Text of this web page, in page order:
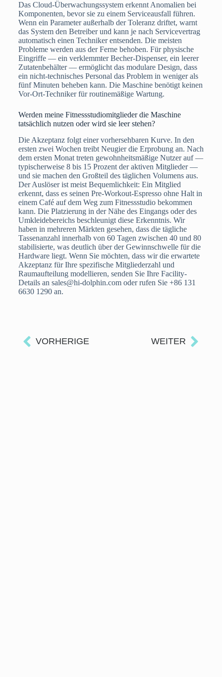
Das Cloud-Überwachungssystem erkennt Anomalien bei
Komponenten, bevor sie zu einem Serviceausfall führen.
Wenn ein Parameter außerhalb der Toleranz driftet, warnt
das System den Betreiber und kann je nach Servicevertrag
automatisch einen Techniker entsenden. Die meisten
Probleme werden aus der Ferne behoben. Für physische
Eingriffe — ein verklemmter Becher-Dispenser, ein leerer
Zutatenbehälter — ermöglicht das modulare Design, dass
ein nicht-technisches Personal das Problem in weniger als
fünf Minuten beheben kann. Die Maschine benötigt keinen
Vor-Ort-Techniker für routinemäßige Wartung.
Werden meine Fitnessstudiomitglieder die Maschine
tatsächlich nutzen oder wird sie leer stehen?
Die Akzeptanz folgt einer vorhersehbaren Kurve. In den
ersten zwei Wochen treibt Neugier die Erprobung an. Nach
dem ersten Monat treten gewohnheitsmäßige Nutzer auf —
typischerweise 8 bis 15 Prozent der aktiven Mitglieder —
und sie machen den Großteil des täglichen Volumens aus.
Der Auslöser ist meist Bequemlichkeit: Ein Mitglied
erkennt, dass es seinen Pre-Workout-Espresso ohne Halt in
einem Café auf dem Weg zum Fitnessstudio bekommen
kann. Die Platzierung in der Nähe des Eingangs oder des
Umkleidebereichs beschleunigt diese Erkenntnis. Wir
haben in mehreren Märkten gesehen, dass die tägliche
Tassenanzahl innerhalb von 60 Tagen zwischen 40 und 80
stabilisierte, was deutlich über der Gewinnschwelle für die
Hardware liegt. Wenn Sie möchten, dass wir die erwartete
Akzeptanz für Ihre spezifische Mitgliederzahl und
Raumaufteilung modellieren, senden Sie Ihre Facility-
Details an sales@hi-dolphin.com oder rufen Sie +86 131
6630 1290 an.
VORHERIGE WEITER